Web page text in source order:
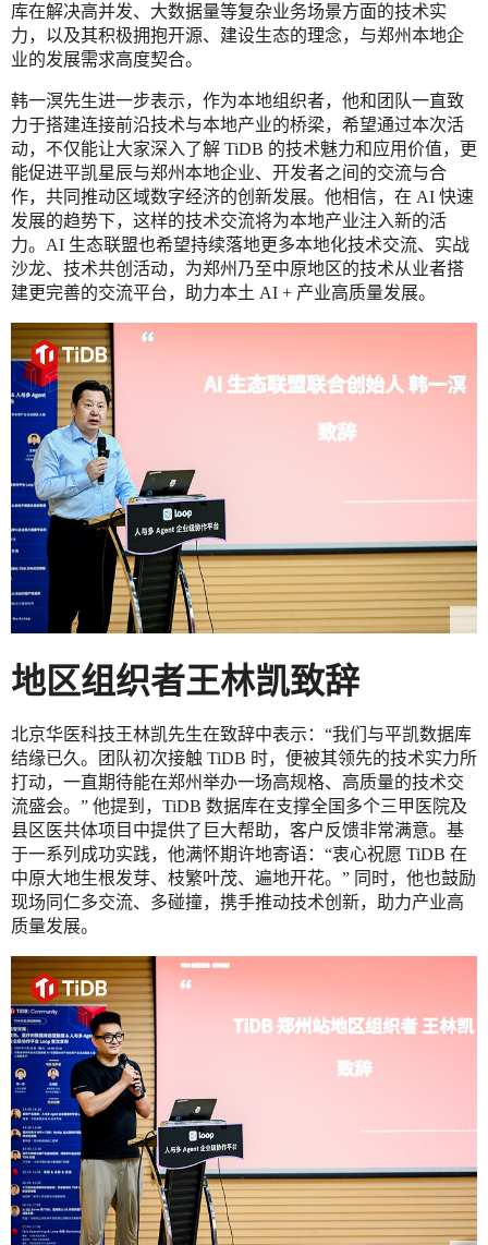
库在解决高并发、大数据量等复杂业务场景方面的技术实
力，以及其积极拥抱开源、建设生态的理念，与郑州本地企
业的发展需求高度契合。
韩一溟先生进一步表示，作为本地组织者，他和团队一直致
力于搭建连接前沿技术与本地产业的桥梁，希望通过本次活
动，不仅能让大家深入了解 TiDB 的技术魅力和应用价值，更
能促进平凯星辰与郑州本地企业、开发者之间的交流与合
作，共同推动区域数字经济的创新发展。他相信，在 AI 快速
发展的趋势下，这样的技术交流将为本地产业注入新的活
力。AI 生态联盟也希望持续落地更多本地化技术交流、实战
沙龙、技术共创活动，为郑州乃至中原地区的技术从业者搭
建更完善的交流平台，助力本土 AI + 产业高质量发展。
地区组织者王林凯致辞
北京华医科技王林凯先生在致辞中表示：“我们与平凯数据库
结缘已久。团队初次接触 TiDB 时，便被其领先的技术实力所
打动，一直期待能在郑州举办一场高规格、高质量的技术交
流盛会。” 他提到，TiDB 数据库在支撑全国多个三甲医院及
县区医共体项目中提供了巨大帮助，客户反馈非常满意。基
于一系列成功实践，他满怀期许地寄语：“衷心祝愿 TiDB 在
中原大地生根发芽、枝繁叶茂、遍地开花。” 同时，他也鼓励
现场同仁多交流、多碰撞，携手推动技术创新，助力产业高
质量发展。